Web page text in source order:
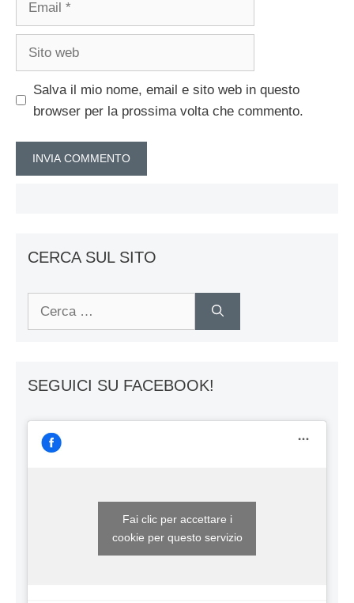
Salva il mio nome, email e sito web in questo
browser per la prossima volta che commento.
CERCA SUL SITO
Ricerca
SEGUICI SU FACEBOOK!
Fai clic per accettare i
cookie per questo servizio